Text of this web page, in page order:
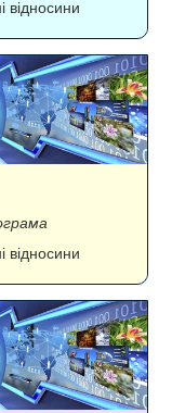
відносини
відносини